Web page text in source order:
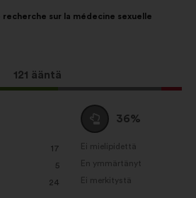
sur la médecine sexuelle
Tämä
ehdotus
121 ääntä
17
5
24
Äänestä
tyhjää
:
36%
Ei mielipidettä
:kertaa
En ymmärtänyt
:kertaa
Ei merkitystä
:kertaa
joiden avulla voidaan
koostetusti
mediaan liittyvät
evästeet, joilla pyrimme
vaikutuksemme